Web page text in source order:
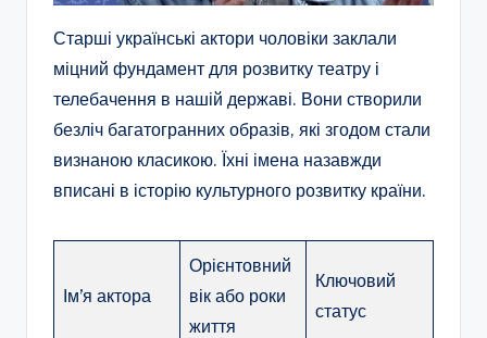
Старші українські актори чоловіки заклали
міцний фундамент для розвитку театру і
телебачення в нашій державі. Вони створили
безліч багатогранних образів, які згодом стали
визнаною класикою. Їхні імена назавжди
вписані в історію культурного розвитку країни.
Ім’я актора
Орієнтовний
вік або роки
життя
Ключовий
статус